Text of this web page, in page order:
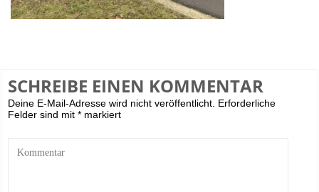
SCHREIBE EINEN KOMMENTAR
Deine E-Mail-Adresse wird nicht veröffentlicht. Erforderliche
Felder sind mit* markiert